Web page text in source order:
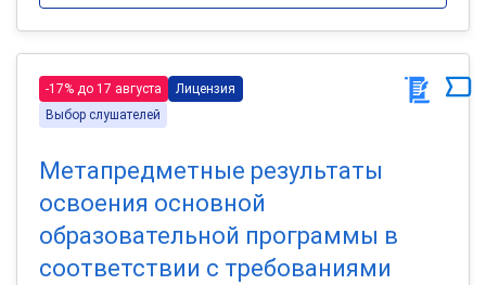
-17% до 17 августа
Лицензия
Выбор слушателей
Метапредметные результаты
освоения основной
образовательной программы в
соответствии с требованиями